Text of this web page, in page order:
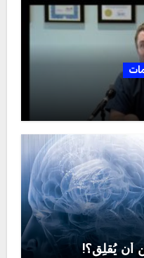
أن يُقلِق؟!